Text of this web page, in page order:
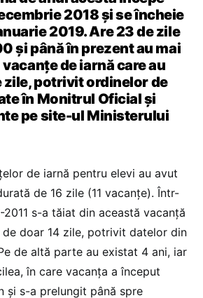
2018 și se încheie
2019. Are 23 de zile
și până în prezent au mai
de iarnă care au
zile, potrivit ordinelor de
în Monitrul Oficial și
pe site-ul Ministerului
de iarnă pentru elevi au avut
de 16 zile (11 vacanțe). Într-
2011 s-a tăiat din această vacanță
de doar 14 zile, potrivit datelor din
de altă parte au existat 4 ani, iar
în care vacanța a început
și s-a prelungit până spre